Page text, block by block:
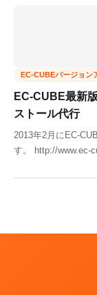
EC-CUBEバージョン
EC-CUBE最新
ストール代行
2013年2月にEC-
す。 http://www.ec-